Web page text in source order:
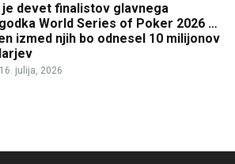
je devet finalistov glavnega
World Series of Poker 2026 …
izmed njih bo odnesel 10 milijonov
16. julija, 2026